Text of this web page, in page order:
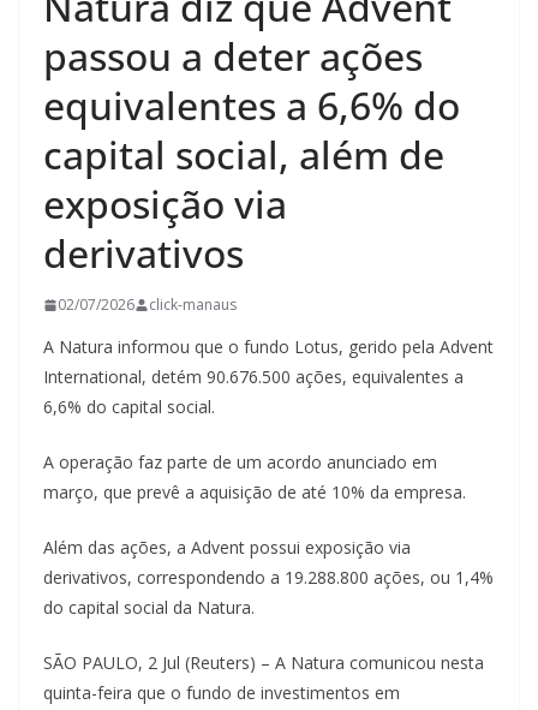
passou a deter ações
equivalentes a 6,6% do
capital social, além de
exposição via
derivativos
02/07/2026 click-manaus
A Natura informou que o fundo Lotus, gerido pela Advent
International, detém 90.676.500 ações, equivalentes a
6,6% do capital social.
A operação faz parte de um acordo anunciado em
março, que prevê a aquisição de até 10% da empresa.
Além das ações, a Advent possui exposição via
derivativos, correspondendo a 19.288.800 ações, ou 1,4%
do capital social da Natura.
SÃO PAULO, 2 Jul (Reuters) – A Natura comunicou nesta
quinta-feira que o fundo de investimentos em